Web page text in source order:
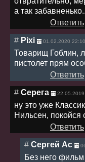
а так
Ответить
# Pixi 01.02.2020 22:10
Товарищ Гоблин,
пистолет прям
Ответить
# Серега
ну это уже
Нильсен, покойся
Ответить
# Сергей Ас
Без него